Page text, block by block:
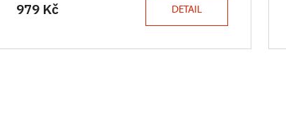
979 Kč DETAIL